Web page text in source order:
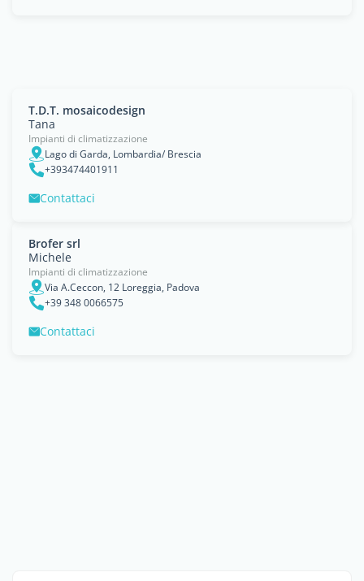
T.D.T. mosaicodesign
Tana
Impianti di climatizzazione
Lago di Garda, Lombardia/ Brescia
+393474401911
Contattaci
Brofer srl
Michele
Impianti di climatizzazione
Via A.Ceccon, 12 Loreggia, Padova
+39 348 0066575
Contattaci